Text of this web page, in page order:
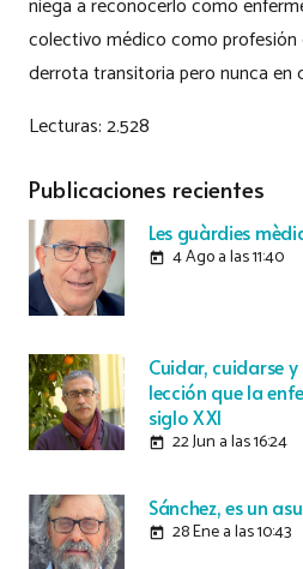
niega a reconocerlo como
colectivo médico como profesión
derrota transitoria pero nunca en
Lecturas:2.528
Publicaciones recientes
Les guàrdies
today 4 Ago a las 11:40
Cuidar, cuidarse
lección que la
siglo XXI
today 22 Jun a las 16:24
Sánchez, es un
today 28 Ene a las 10:43